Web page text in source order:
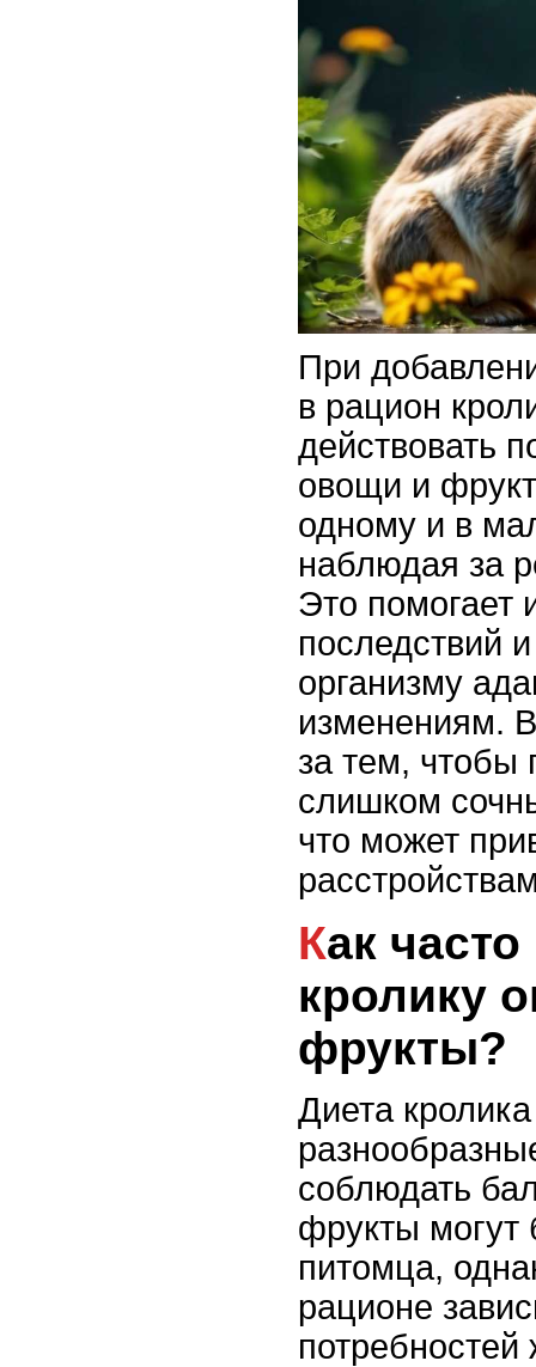
При
в рацион
действовать
овощи и
одному и в
наблюдая за
Это помогает
последствий
организму
изменениям.
за тем, чтобы
слишком
что может
Как часто можно давать
кролику
фрукты?
Диета
соблюдать
фрукты могут
питомца,
рационе
потребностей